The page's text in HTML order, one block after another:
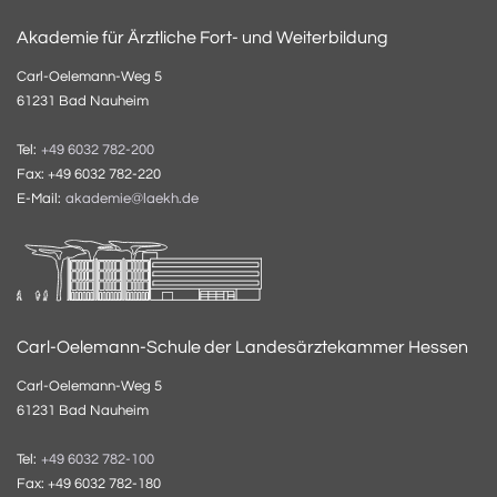
Akademie für Ärztliche Fort- und Weiterbildung
Carl-Oelemann-Weg 5
61231 Bad Nauheim
Tel: +49 6032 782-200
Fax: +49 6032 782-220
E-Mail: akademie@laekh.de
Carl-Oelemann-Schule der Landesärztekammer Hessen
Carl-Oelemann-Weg 5
61231 Bad Nauheim
Tel: +49 6032 782-100
Fax: +49 6032 782-180